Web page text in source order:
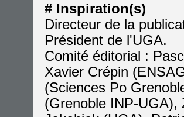
# Inspiration(s)
Directeur de la
Président de l'UGA.
Comité éditorial :
Xavier Crépin
(Sciences Po
(Grenoble INP-UGA),